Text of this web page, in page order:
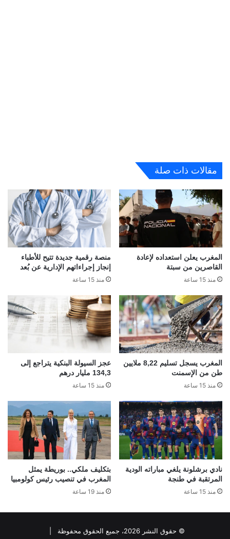
مقالات ذات صلة
المغرب يعلن استعداده لإعادة
القاصرين من سبتة
منذ 15 ساعة
منصة رقمية جديدة تتيح للأطباء
إنجاز إجراءاتهم الإدارية عن بُعد
منذ 15 ساعة
المغرب يسجل تسليم 8,22 ملايين
طن من الإسمنت
منذ 15 ساعة
عجز السيولة البنكية يتراجع إلى
134,3 مليار درهم
منذ 15 ساعة
نادي برشلونة يلغي مباراته الودية
المرتقبة في طنجة
منذ 15 ساعة
بتكليف ملكي.. بوريطة يمثل
المغرب في تنصيب رئيس كولومبيا
منذ 19 ساعة
© حقوق النشر 2026، جميع الحقوق محفوظة |